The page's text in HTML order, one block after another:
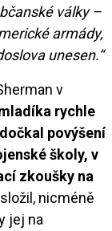
války –
armády,
unesen.“
v
rychle
povýšení
školy, v
zkoušky na
nicméně
jej na